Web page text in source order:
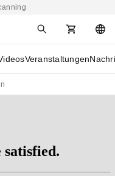
Veranstaltungen